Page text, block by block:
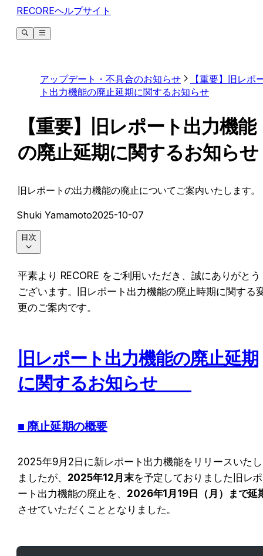
RECOREヘルプサイト
アップデート・不具合のお知らせ
【重要】旧レポ
ト出力機能の廃止延期に関するお知らせ
【重要】旧レポート出力機能
の廃止延期に関するお知らせ
旧レポートの出力機能の廃止についてご案内いたします。
Shuki Yamamoto2025-10-07
平素より RECORE をご利用いただき、誠にありがとう
ございます。旧レポート出力機能の廃止時期に関する
更のご案内です。
旧レポート出力機能の廃止延期
に関するお知らせ
■ 廃止延期の概要
2025年9月2日に新レポート出力機能をリリースいたし
ましたが、 2025年12月末を予定しておりました旧レポ
ート出力機能の廃止を、 2026年1月19日（月）まで延
させていただくこととなりました。
目次